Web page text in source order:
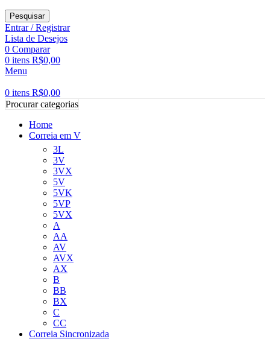
Pesquisar
Entrar / Registrar
Lista de Desejos
0 Comparar
0 itens R$0,00
Menu
0 itens R$0,00
Procurar categorias
Home
Correia em V
3L
3V
3VX
5V
5VK
5VP
5VX
A
AA
AV
AVX
AX
B
BB
BX
C
CC
Correia Sincronizada